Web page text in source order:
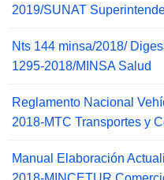
2019/SUNAT
Nts 144 minsa/2018/
1295-2018/MINSA Salud
Reglamento Nacional
2018-MTC Transportes y
Manual Elaboración